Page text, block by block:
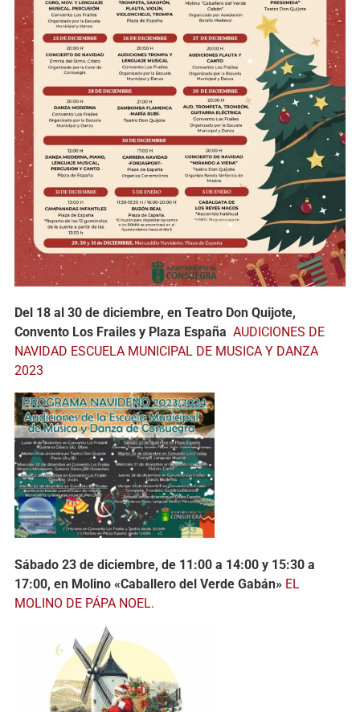
Del 18 al 30 de diciembre, en Teatro Don Quijote,
Convento Los Frailes y Plaza España AUDICIONES DE
NAVIDAD ESCUELA MUNICIPAL DE MUSICA Y DANZA
2023
Sábado 23 de diciembre, de 11:00 a 14:00 y 15:30 a
17:00, en Molino «Caballero del Verde Gabán» EL
MOLINO DE PÁPA NOEL.